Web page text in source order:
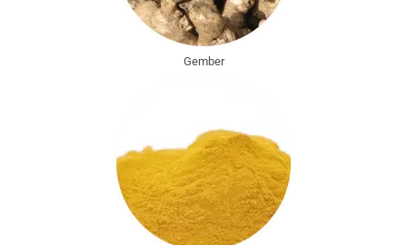
Gember